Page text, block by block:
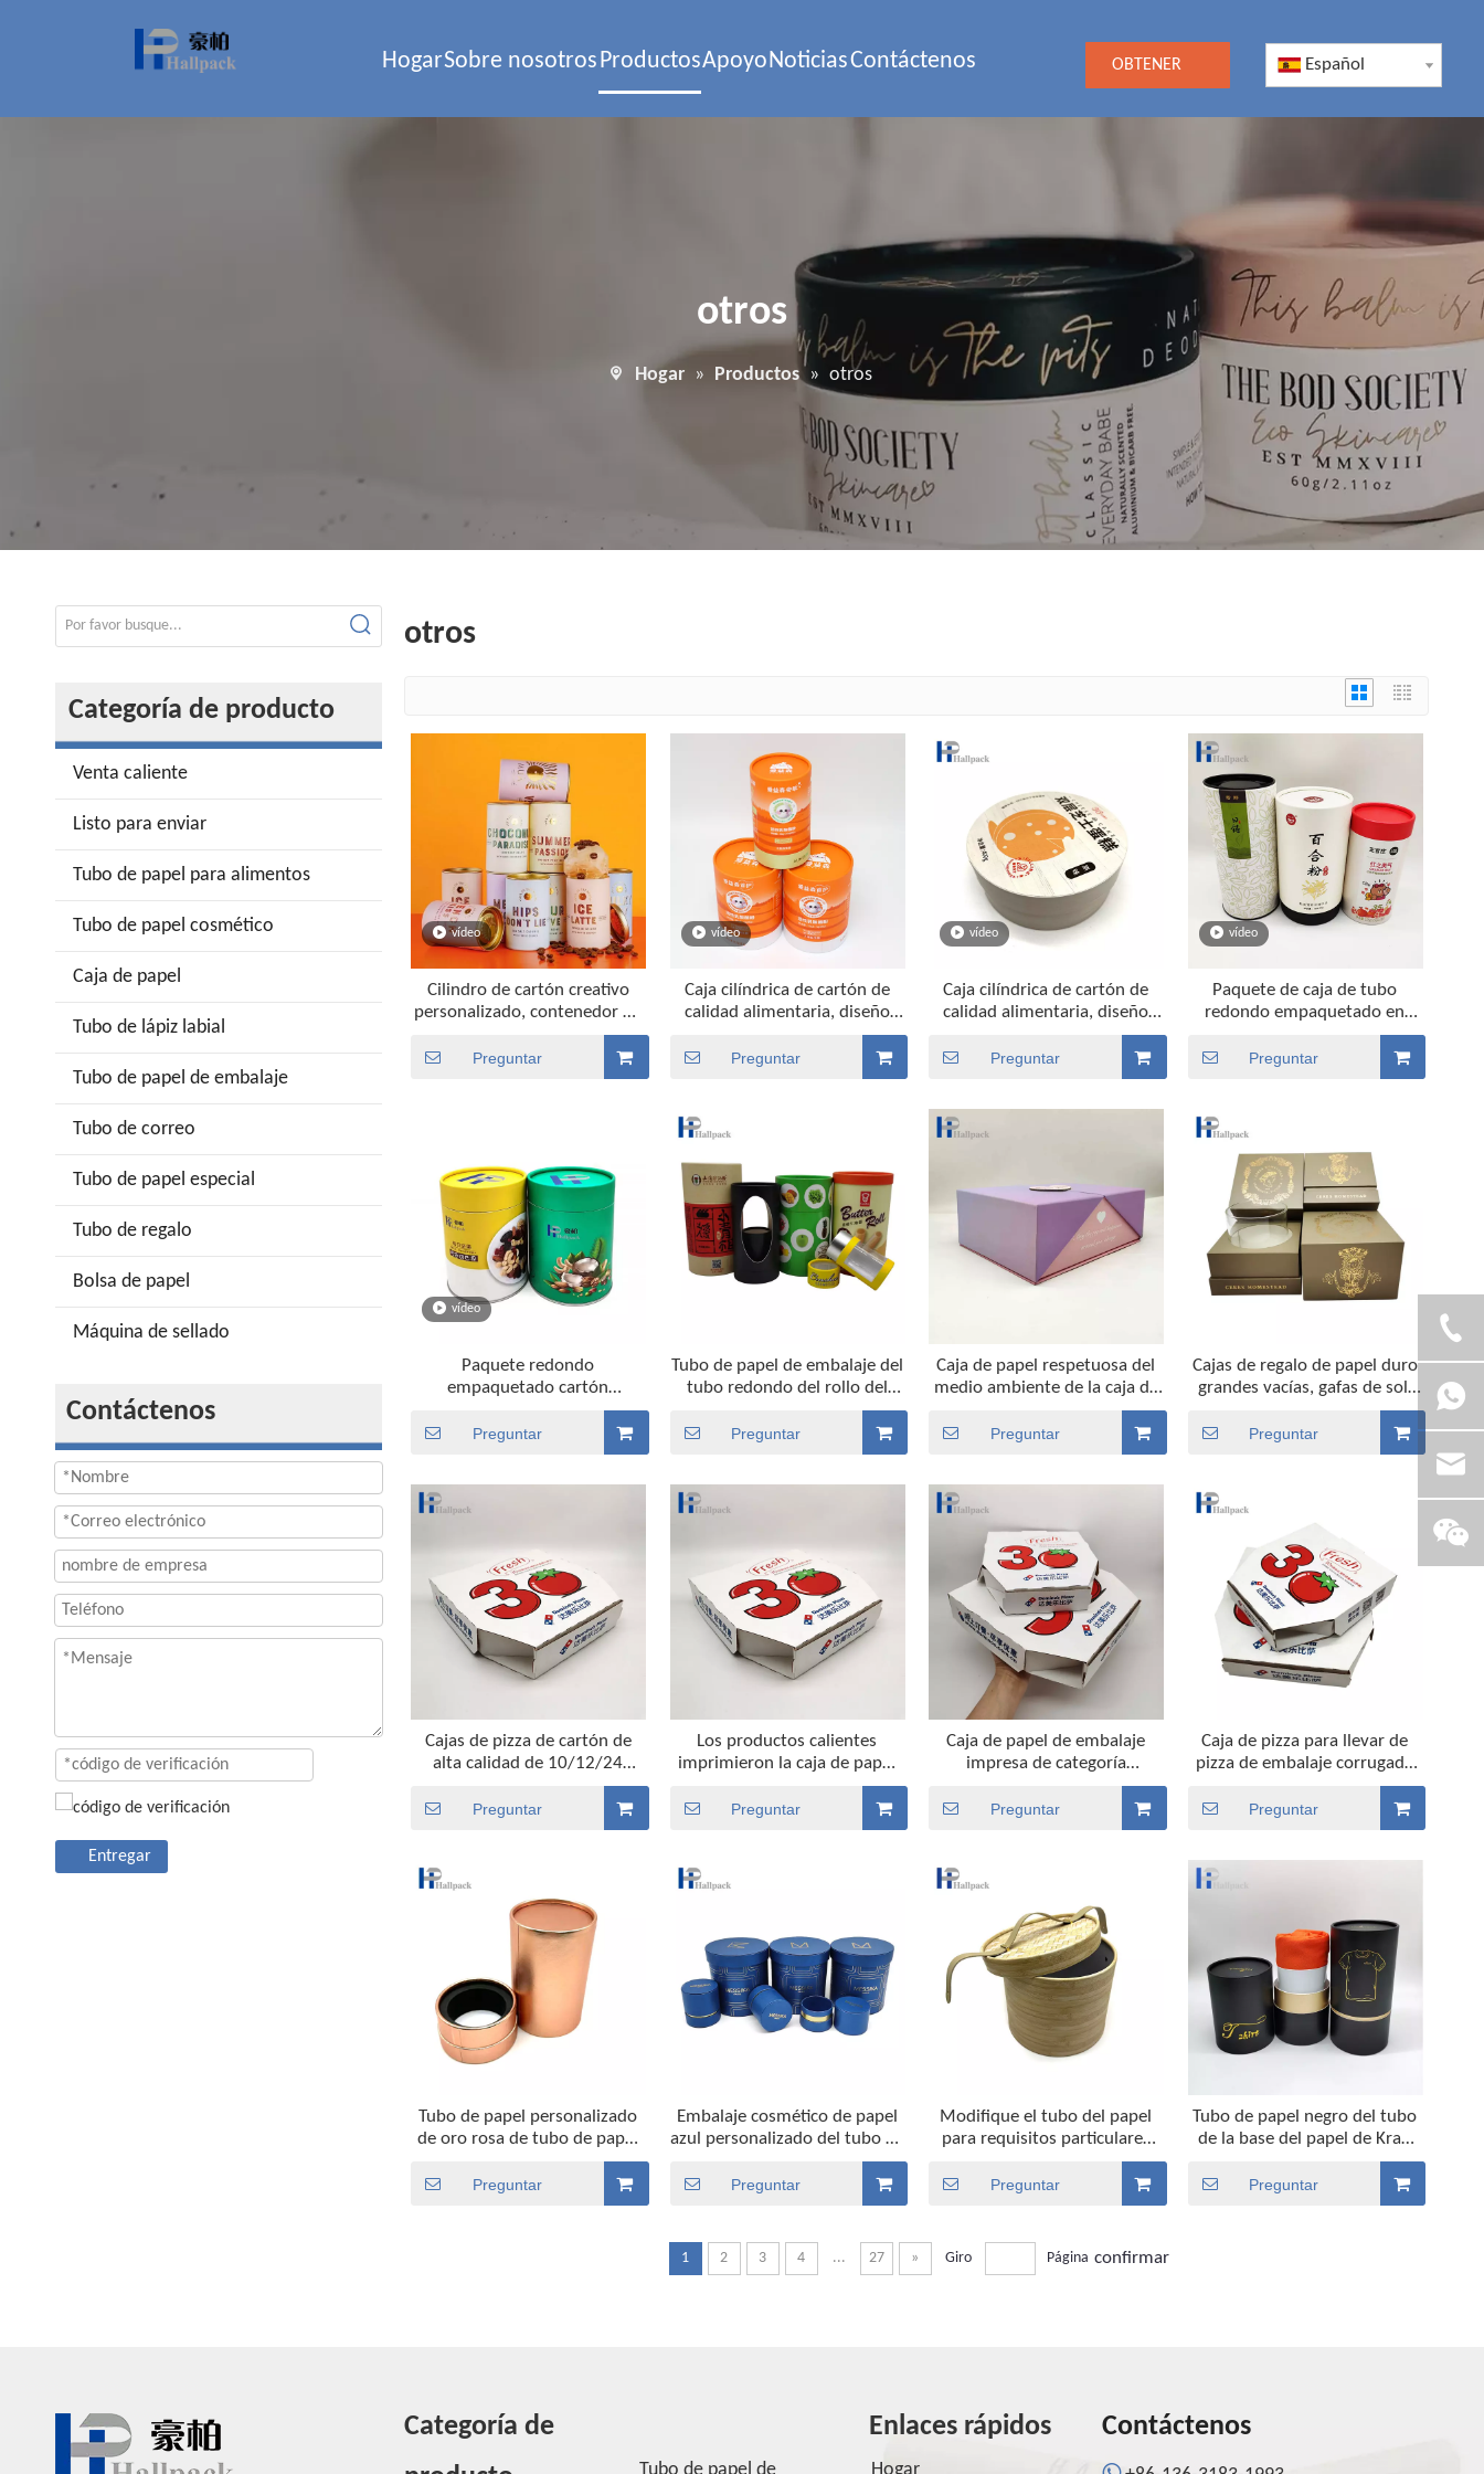
HogarSobre nosotrosProductosApoyoNoticiasContáctenos OBTENER Español
otros
Hogar » Productos » otros
Categoría de producto
Venta caliente
Listo para enviar
Tubo de papel para alimentos
Tubo de papel cosmético
Caja de papel
Tubo de lápiz labial
Tubo de papel de embalaje
Tubo de correo
Tubo de papel especial
Tubo de regalo
Bolsa de papel
Máquina de sellado
Contáctenos
Entregar
otros
vídeo
Cilindro de cartón creativo
personalizado, contenedor de
helado de calidad alimentaria
con tapa metálica, tubo de
papel, paquete de papel de
Preguntar
vídeo
Caja cilíndrica de cartón de
calidad alimentaria, diseño
personalizado, respetuoso con
el medio ambiente, embalaje
de tubos de papel para
Preguntar
vídeo
Caja cilíndrica de cartón de
calidad alimentaria, diseño
personalizado, respetuoso con
el medio ambiente, embalaje
de tubo de papel para
Preguntar
vídeo
Paquete de caja de tubo
redondo empaquetado en
cartón modificado para
requisitos particulares
amistoso de la categoría
Preguntar
vídeo
Paquete redondo
empaquetado cartón
modificado para requisitos
particulares de la caja del tubo
de la categoría alimenticia del
Preguntar
Tubo de papel de embalaje del
tubo redondo del rollo del
papel del té con la ventana
Preguntar
Caja de papel respetuosa del
medio ambiente de la caja de
papel exquisita de la
impresión popular más nueva
Preguntar
Cajas de regalo de papel duro
grandes vacías, gafas de sol,
pequeñas cajas de papel de
cartón
Preguntar
Cajas de pizza de cartón de
alta calidad de 10/12/24
pulgadas, caja de papel de
embalaje vacía
Preguntar
Los productos calientes
imprimieron la caja de papel
amistosa de Eco Kraft de la
caja de la pizza del
acondicionamiento de los
Preguntar
Caja de papel de embalaje
impresa de categoría
alimentaria de caja de pizza
impresa de diseño
Preguntar
Caja de pizza para llevar de
pizza de embalaje corrugado
impresa personalizada barata
Preguntar
Tubo de papel personalizado
de oro rosa de tubo de papel
reciclable ecológico de venta
caliente
Preguntar
Embalaje cosmético de papel
azul personalizado del tubo de
la caja de papel de Kraft
Preguntar
Modifique el tubo del papel
para requisitos particulares
del diseño de la impresión del
vapor con la cuerda de mano
de cuero desmontable
Preguntar
Tubo de papel negro del tubo
de la base del papel de Kraft
del diseño que empaqueta
para la camiseta
Preguntar
1 2 3 4 ... 27 » Giro Página confirmar
Categoría de
Enlaces rápidos Contáctenos